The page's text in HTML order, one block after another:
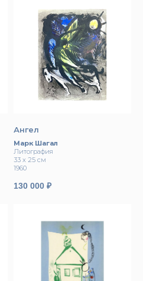
Ангел
Марк Шагал
Литография
33 x 25 см
1960
130 000 ₽